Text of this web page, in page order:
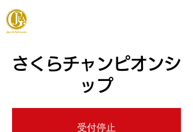
さくらチャンピオンシ
ップ
受付停止